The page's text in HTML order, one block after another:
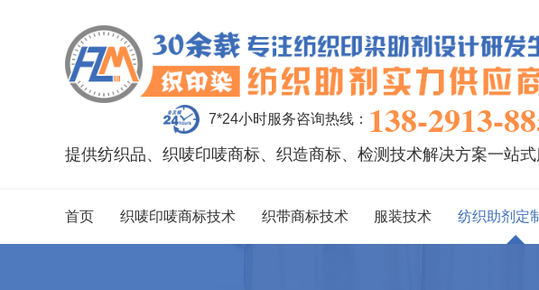
7*24小时服务咨询热线： 138-2913-
提供纺织品、织唛印唛商标、织造商标、检测技术解决方案一站式
首页 织唛印唛商标技术 织带商标技术 服装技术 纺织助剂定